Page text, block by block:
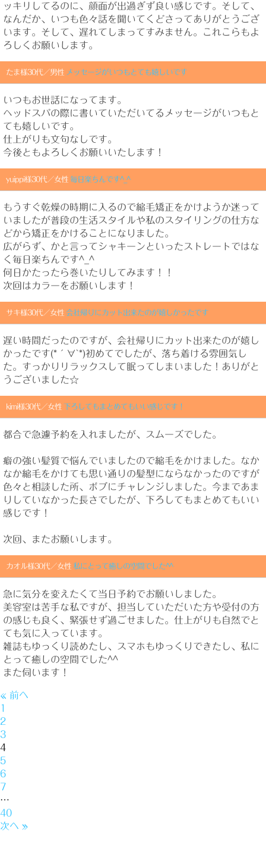
ッキリしてるのに、顔面が出過ぎず良い感じです。そして、
なんだか、いつも色々話を聞いてくどさってありがとうござ
います。そして、遅れてしまってすみません。これこらもよ
ろしくお願いします。
たま様30代／男性 メッセージがいつもとても嬉しいです
いつもお世話になってます。
ヘッドスパの際に書いていただいてるメッセージがいつもと
ても嬉しいです。
仕上がりも文句なしです。
今後ともよろしくお願いいたします！
yuippi様30代／女性 毎日楽ちんです^_^
もうすぐ乾燥の時期に入るので縮毛矯正をかけようか迷って
いましたが普段の生活スタイルや私のスタイリングの仕方な
どから矯正をかけることになりました。
広がらず、かと言ってシャキーンといったストレートではな
く毎日楽ちんです^_^
何日かたったら巻いたりしてみます！！
次回はカラーをお願いします！
サキ様30代／女性 会社帰りにカット出来たのが嬉しかったです
遅い時間だったのですが、会社帰りにカット出来たのが嬉し
かったです(*´∀`*)初めてでしたが、落ち着ける雰囲気し
た。すっかりリラックスして眠ってしまいました！ありがと
うございました☆
kimi様30代／女性 下ろしてもまとめてもいい感じです！
都合で急遽予約を入れましたが、スムーズでした。
癖の強い髪質で悩んでいましたので縮毛をかけました。なか
なか縮毛をかけても思い通りの髪型にならなかったのですが
色々と相談した所、ボブにチャレンジしました。今まであま
りしていなかった長さでしたが、下ろしてもまとめてもいい
感じです！
次回、またお願いします。
カオル様30代／女性 私にとって癒しの空間でした^^
急に気分を変えたくて当日予約でお願いしました。
美容室は苦手な私ですが、担当していただいた方や受付の方
の感じも良く、緊張せず過ごせました。仕上がりも自然でと
ても気に入っています。
雑誌もゆっくり読めたし、スマホもゆっくりできたし、私に
とって癒しの空間でした^^
また伺います！
« 前へ
1
2
3
4
5
6
7
…
40
次へ »